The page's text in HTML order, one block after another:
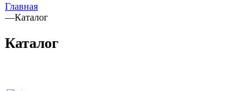
Главная
—Каталог
Каталог